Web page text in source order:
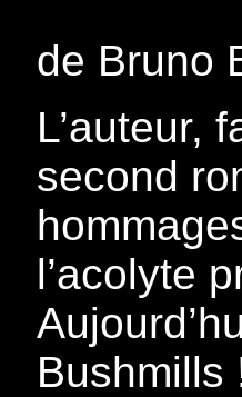
de Bruno
L’auteur,
second
l’acolyte
Bushmills